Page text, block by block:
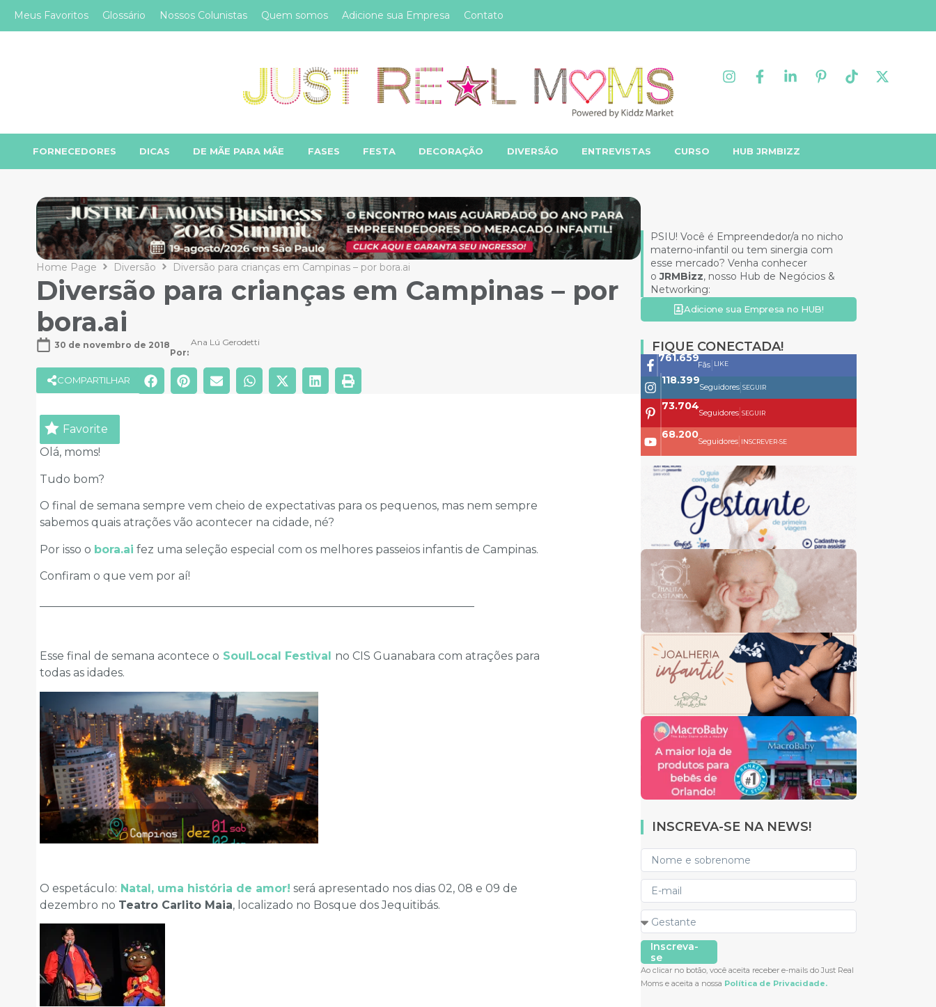
Meus Favoritos Glossário Nossos Colunistas Quem somos Adicione sua Empresa Contato
FORNECEDORES DICAS DE MÃE PARA MÃE FASES FESTA DECORAÇÃO DIVERSÃO ENTREVISTAS CURSO HUB JRMBIZZ
Home Page Diversão Diversão para crianças em Campinas – por bora.ai
Diversão para crianças em Campinas – por
bora.ai
30 de novembro de 2018
Por:
Ana Lú Gerodetti
COMPARTILHAR
Favorite
Olá, moms!
Tudo bom?
O final de semana sempre vem cheio de expectativas para os pequenos, mas nem sempre
sabemos quais atrações vão acontecer na cidade, né?
Por isso o bora.ai fez uma seleção especial com os melhores passeios infantis de Campinas.
Confiram o que vem por aí!
Esse final de semana acontece o SoulLocal Festival
no CIS Guanabara com atrações para
todas as idades.
O espetáculo: Natal, uma história de amor! será apresentado nos dias 02, 08 e 09 de
dezembro no Teatro Carlito Maia, localizado no Bosque dos Jequitibás.
PSIU! Você é Empreendedor/a no nicho
materno-infantil ou tem sinergia com
esse mercado? Venha conhecer
oJRMBizz, nosso Hub de Negócios &
Networking:
Adicione sua Empresa no HUB!
FIQUE CONECTADA!
761.659
Fãs LIKE
118.399
Seguidores| SEGUIR
73.704
Seguidores| SEGUIR
68.200
Seguidores| INSCREVER-SE
INSCREVA-SE NA NEWS!
Inscreva-
se
Ao clicar no botão, você aceita receber e-mails do Just Real
Moms e aceita a nossa Política de Privacidade.